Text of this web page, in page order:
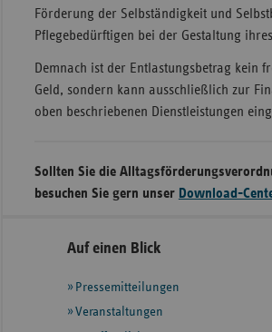
Förderung der Selbständigkeit und
Pflegebedürftigen bei der Gestaltung
Demnach ist der Entlastungsbetrag kein
Geld, sondern kann ausschließlich zur
oben beschriebenen Dienstleistungen
Sollten Sie die
besuchen Sie gern unser Download-
Seitennavigation
Seitenleiste
weiteren
Informationen
Auf einen Blick
Pressemitteilungen
Veranstaltungen